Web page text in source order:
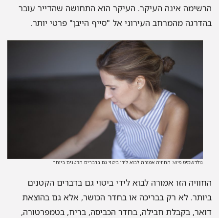
אינה העיקר. העיקר הוא התחושה שהדייר עובר
מהמרחב העירוני אל "סייף הייבן" פרטי יותר.
גולדשמיט פיש: החוויה אמורה לבוא לידי ביטוי גם בדברים הקטנים ביותר
הזו אמורה לבוא לידי ביטוי גם בדברים הקטנים
לא רק בבריכה או בחדר הכושר, אלא גם בהוצאת
בקבלת חבילה, בחדר הכביסה, בריח, בטמפרטורה,